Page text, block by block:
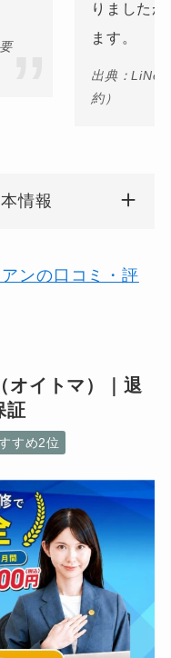
りました
ます。
出典：
約）
情報
ンの口コミ・評
オイトマ）｜退
証
すめ2位